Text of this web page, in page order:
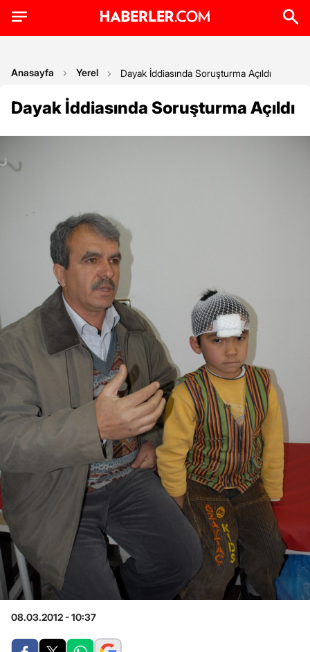
Anasayfa Yerel Dayak İddiasında Soruşturma Açıldı
Dayak İddiasında Soruşturma Açıldı
08.03.2012 - 10:37